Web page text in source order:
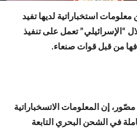
استخباراتية لديها تفيد
“الإسرائيلي” تعمل على تنفيذ
من قبل قوات صنعاء.
إن المعلومات الاتسخباراتية
في الشحن البحري التابعة